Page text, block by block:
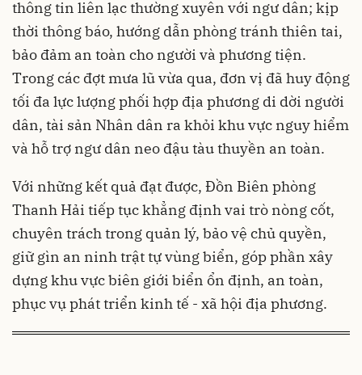
thông tin liên lạc thường xuyên với ngư dân; kịp
thời thông báo, hướng dẫn phòng tránh thiên tai,
bảo đảm an toàn cho người và phương tiện.
Trong các đợt mưa lũ vừa qua, đơn vị đã huy động
tối đa lực lượng phối hợp địa phương di dời người
dân, tài sản Nhân dân ra khỏi khu vực nguy hiểm
và hỗ trợ ngư dân neo đậu tàu thuyền an toàn.
Với những kết quả đạt được, Đồn Biên phòng
Thanh Hải tiếp tục khẳng định vai trò nòng cốt,
chuyên trách trong quản lý, bảo vệ chủ quyền,
giữ gìn an ninh trật tự vùng biển, góp phần xây
dựng khu vực biên giới biển ổn định, an toàn,
phục vụ phát triển kinh tế - xã hội địa phương.